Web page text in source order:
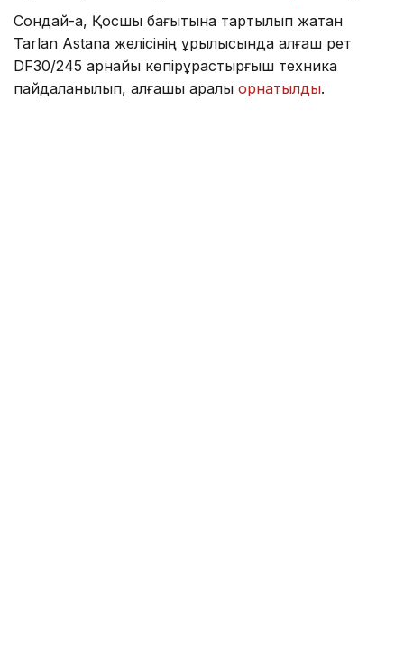
Сондай-ақ, Қосшы бағытына тартылып жатқан
Tarlan Astana желісінің құрылысында алғаш рет
DF30/245 арнайы көпірқұрастырғыш техника
пайдаланылып, алғашқы арқалық орнатылды.